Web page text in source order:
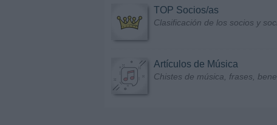
TOP Socios/as
Clasificación de los socios y
Artículos de Música
Chistes de música, frases,